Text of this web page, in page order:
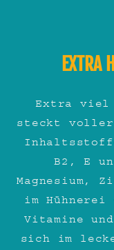
EXTRA
Extra viel
steckt voller
B2, E
Magnesium,
im
Vitamine
sich im